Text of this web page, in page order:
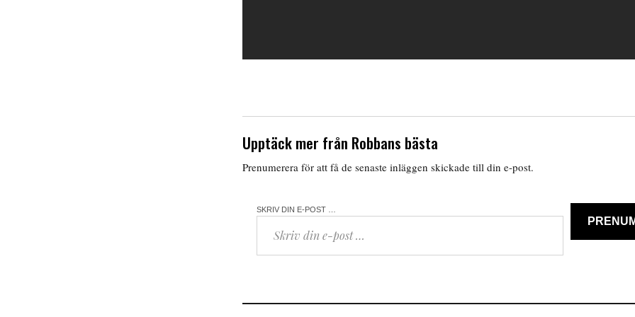
Upptäck mer från Robbans bästa
Prenumerera för att få de senaste inläggen skickade till din e-post.
SKRIV DIN E-POST …